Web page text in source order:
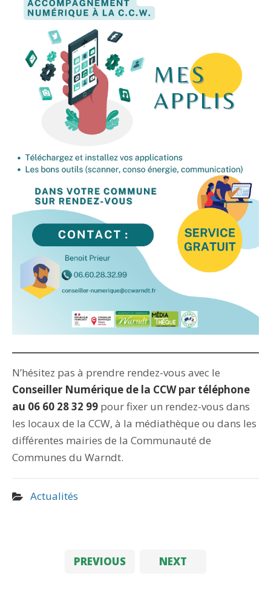
N’hésitez pas à prendre rendez-vous avec le
Conseiller Numérique de la CCW par téléphone
au 06 60 28 32 99 pour fixer un rendez-vous dans
les locaux de la CCW, à la médiathèque ou dans les
différentes mairies de la Communauté de
Communes du Warndt.
Actualités
PREVIOUS NEXT